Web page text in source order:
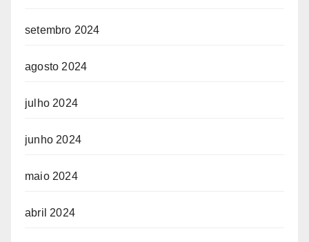
setembro 2024
agosto 2024
julho 2024
junho 2024
maio 2024
abril 2024